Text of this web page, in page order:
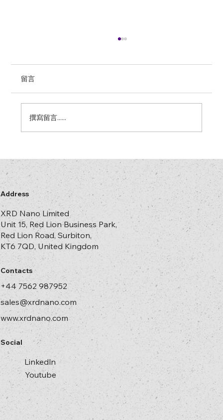
献者
留言
撰寫留言......
Address
XRD Nano Limited
Unit 15, Red Lion Business Park,
Red Lion Road, Surbiton,
KT6 7QD, United Kingdom
Contacts
+44 7562 987952
sales@xrdnano.com
www.xrdnano.com
Social
Linkedln
Youtube